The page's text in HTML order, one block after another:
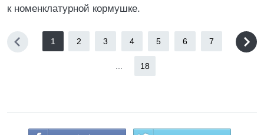
к номенклатурной кормушке.
1 2 3 4 5 6 7
18